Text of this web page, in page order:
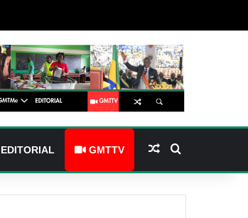
EDITORIAL GMTTV Article Aléatoire